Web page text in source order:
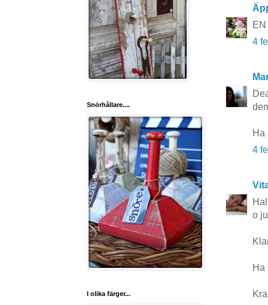
4
Ha
4
o
Ha
Snörhållare....
I olika färger...